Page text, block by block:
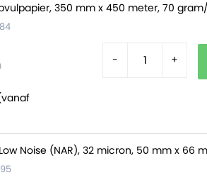
350 mm x 450 meter, 70
- +
Noise (NAR), 32 micron, 50 mm x 66